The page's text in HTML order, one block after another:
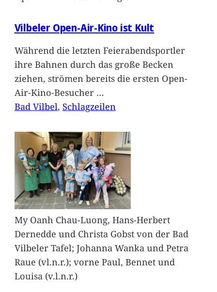
Vilbeler Open-Air-Kino ist Kult
Während die letzten Feierabendsportler
ihre Bahnen durch das große Becken
ziehen, strömen bereits die ersten Open-
Air-Kino-Besucher …
Bad Vilbel, Schlagzeilen
My Oanh Chau-Luong, Hans-Herbert
Dernedde und Christa Gobst von der Bad
Vilbeler Tafel; Johanna Wanka und Petra
Raue (vl.n.r.); vorne Paul, Bennet und
Louisa (v.l.n.r.)